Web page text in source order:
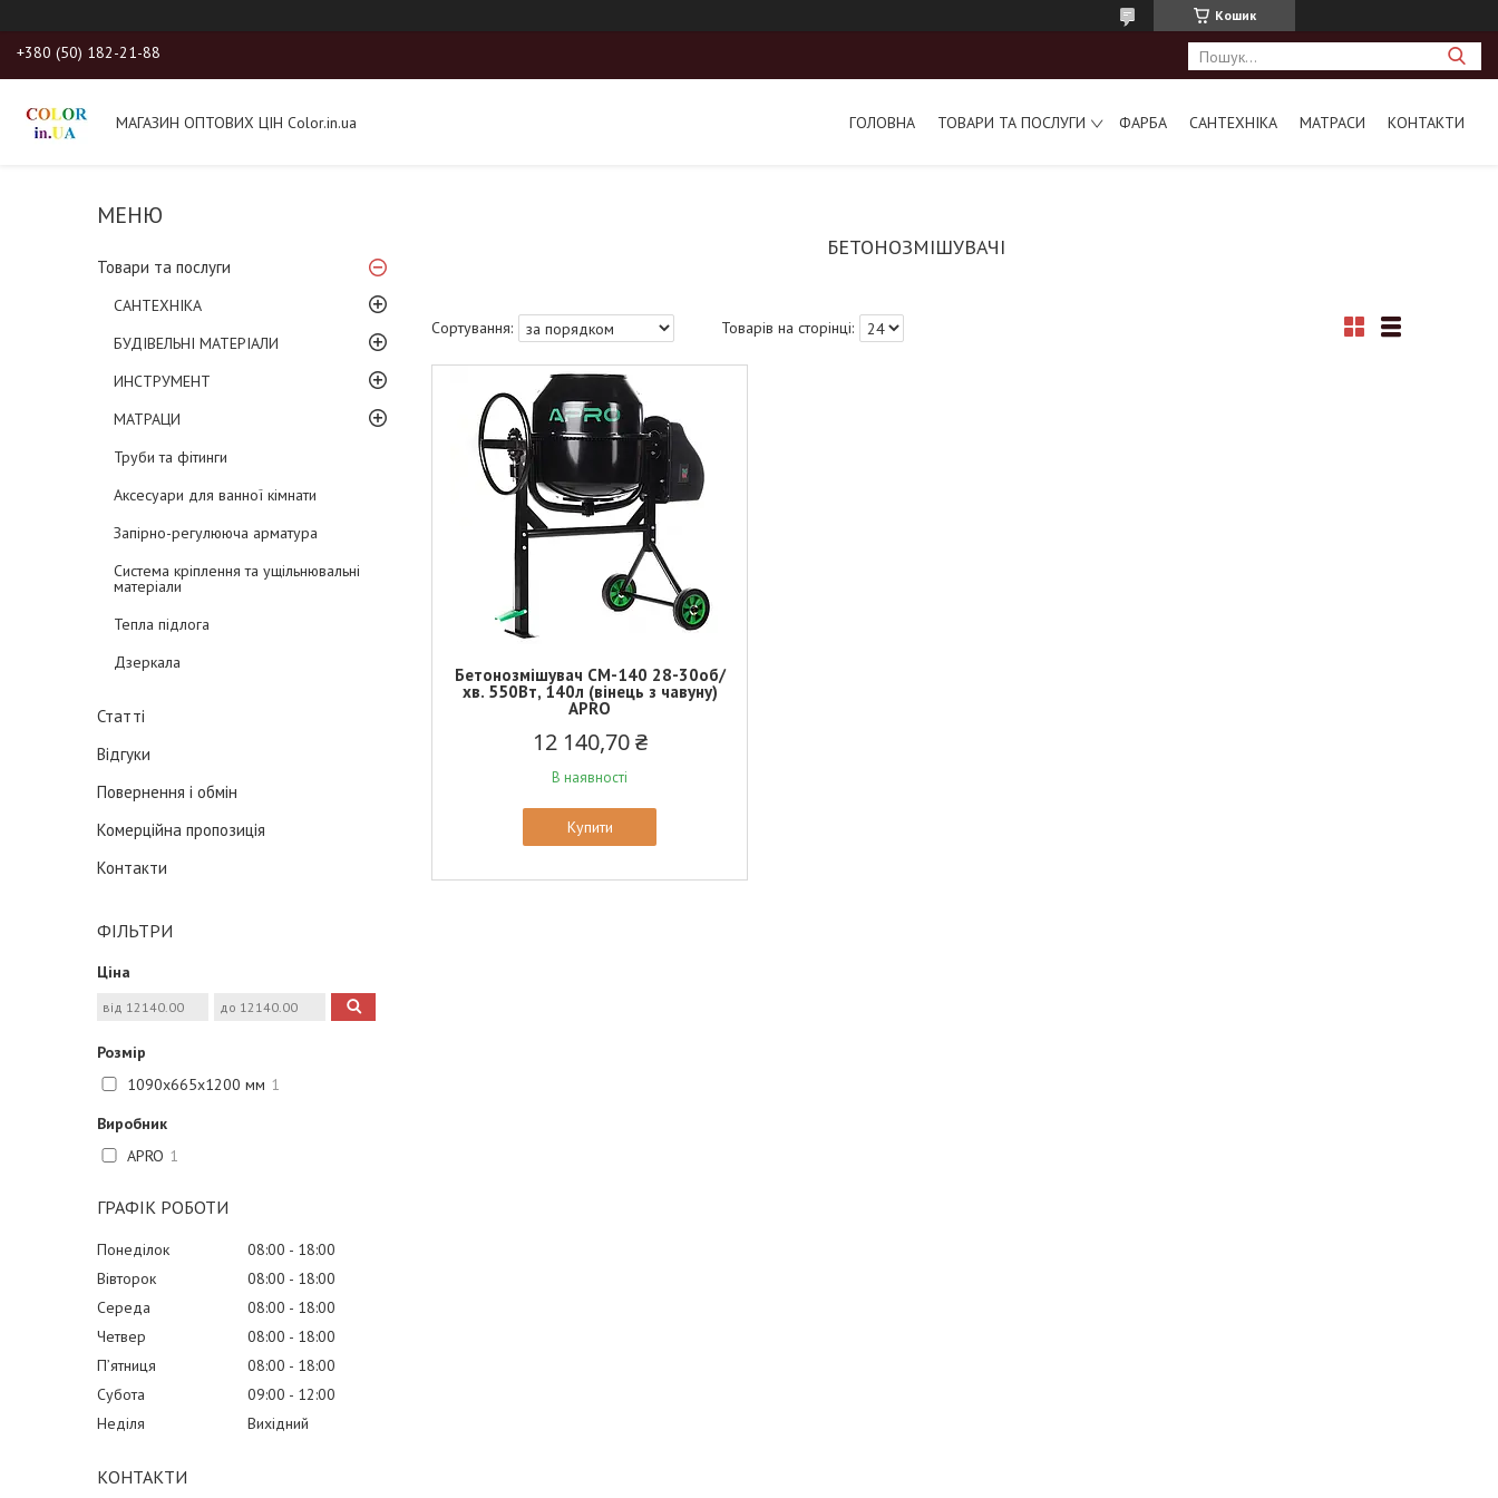
Кошик
+380 (50) 182-21-88
МАГАЗИН ОПТОВИХ ЦІН Color.in.ua ГОЛОВНА ТОВАРИ ТА ПОСЛУГИ ФАРБА САНТЕХНІКА МАТРАСИ КОНТАКТИ
Товари та послуги
САНТЕХНІКА
БУДІВЕЛЬНІ МАТЕРІАЛИ
ИНСТРУМЕНТ
МАТРАЦИ
Труби та фітинги
Аксесуари для ванної кімнати
Запірно-регулююча арматура
Система кріплення та ущільнювальні
матеріали
Тепла підлога
Дзеркала
Статті
Відгуки
Повернення і обмін
Комерційна пропозиція
Контакти
ФІЛЬТРИ
Ціна
Розмір
1090x665x1200 мм 1
Виробник
APRO 1
ГРАФІК РОБОТИ
Понеділок 08:00
18:00
Вівторок
08:00
18:00
Середа
08:00
18:00
Четвер
08:00
18:00
Пʼятниця
08:00
18:00
Субота
09:00
12:00
Неділя
Вихідний
КОНТАКТИ
БЕТОНОЗМІШУВАЧІ
Бетонозмішувач СМ-140 28-30об/
хв. 550Вт, 140л (вінець з чавуну)
APRO
12 140,70 ₴
В наявності
Купити